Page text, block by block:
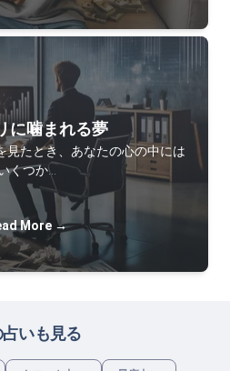
に噛まれる夢
見たとき、あなたの心の中には
くつか…
More →
いも見る